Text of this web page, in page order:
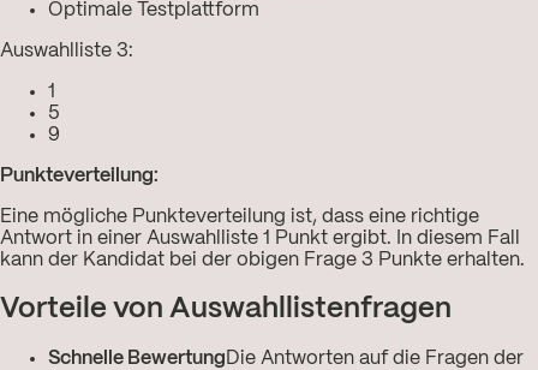
Optimale Testplattform
Auswahlliste 3:
1
5
9
Punkteverteilung:
Eine mögliche Punkteverteilung ist, dass eine richtige
Antwort in einer Auswahlliste 1 Punkt ergibt. In diesem Fall
kann der Kandidat bei der obigen Frage 3 Punkte erhalten.
Vorteile von Auswahllistenfragen
Schnelle Bewertung Die Antworten auf die Fragen der